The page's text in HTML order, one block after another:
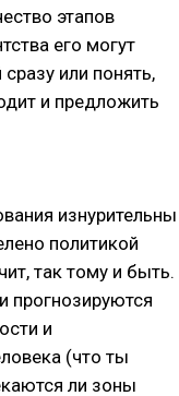
этапов
его могут
или понять,
и предложить
изнурительны
политикой
так тому и быть.
прогнозируются
и
(что ты
ли зоны